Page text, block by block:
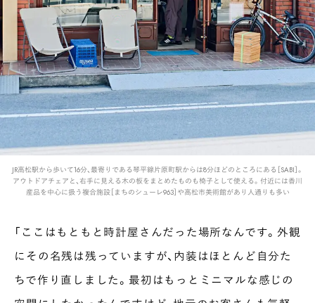
JR高松駅から歩いて16分、最寄りである琴平線片原町駅からは8分ほどのところにある［SABI］。
アウトドアチェアと、右手に見える木の板をまとめたものも椅子として使える。付近には香川
産品を中心に扱う複合施設［まちのシューレ963］や高松市美術館があり人通りも多い
「ここはもともと時計屋さんだった場所なんです。外観
にその名残は残っていますが、内装はほとんど自分た
ちで作り直しました。最初はもっとミニマルな感じの